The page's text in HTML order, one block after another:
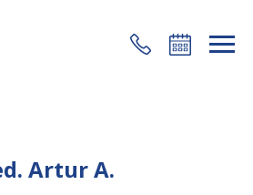
58 200
Artur A.